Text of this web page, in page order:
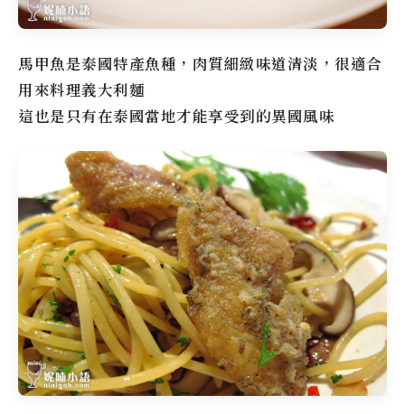
馬甲魚是泰國特產魚種，肉質細緻味道清淡，很適合
用來料理義大利麵
這也是只有在泰國當地才能享受到的異國風味